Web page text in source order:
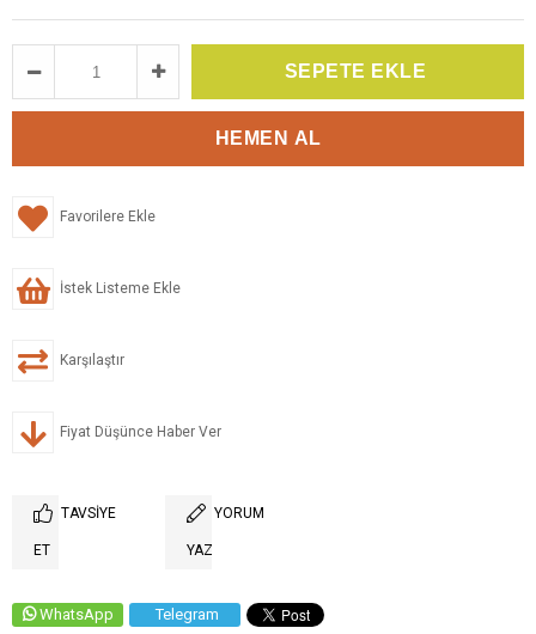
Favorilere Ekle
İstek Listeme Ekle
Karşılaştır
Fiyat Düşünce Haber Ver
TAVSIYE
ET
YORUM
YAZ
WhatsApp Telegram